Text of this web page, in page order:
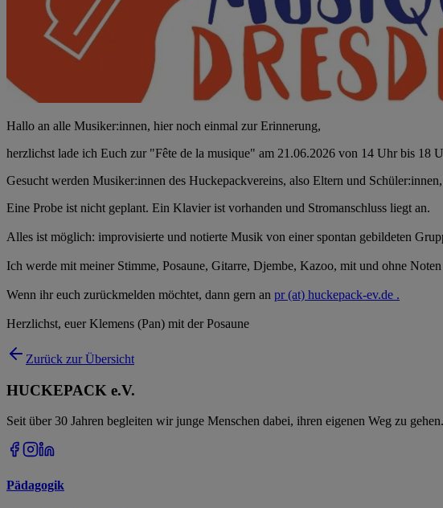
Hallo an alle Musiker:innen, hier noch einmal zur Erinnerung,
herzlichst lade ich Euch zur "Fête de la musique" am 21.06.2026 von 14 Uhr bis 18
Gesucht werden Musiker:innen des Huckepackvereins, also Eltern und
Eine Probe ist nicht geplant. Ein Klavier ist vorhanden und Stromanschluss liegt an.
Alles ist möglich: improvisierte und notierte Musik von einer spontan gebildeten
Ich werde mit meiner Stimme, Posaune, Gitarre, Djembe, Kazoo, mit und ohne Noten
Wenn ihr euch zurückmelden möchtet, dann gern an pr (at) huckepack-ev.de .
Herzlichst, euer Klemens (Pan) mit der Posaune
Zurück zur Übersicht
HUCKEPACK e.V.
Seit über 30 Jahren begleiten wir junge Menschen dabei, ihren eigenen Weg zu gehen.
Pädagogik